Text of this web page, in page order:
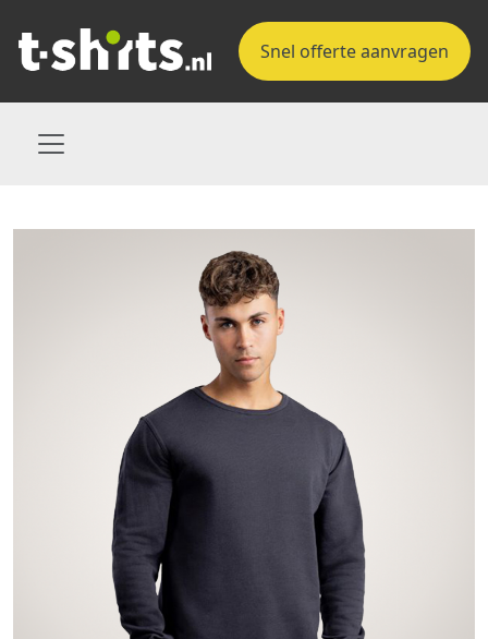
Snel offerte aanvragen